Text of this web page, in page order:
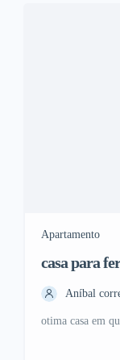
Apartamento
casa para
contreras
Aníbal
otima casa em